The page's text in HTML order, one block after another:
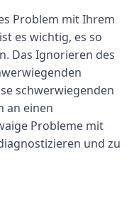
Problem mit Ihrem
es wichtig, es so
Das Ignorieren des
schwerwiegenden
an einen
Probleme mit
und zu